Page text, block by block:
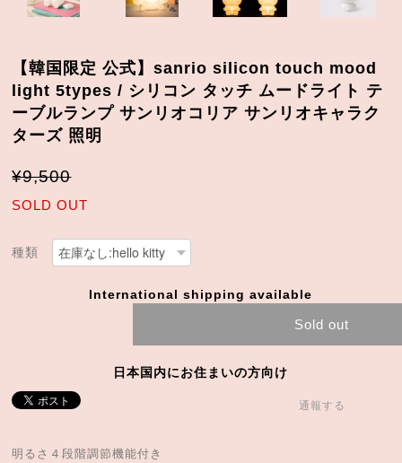
【韓国限定 公式】sanrio silicon touch mood
light 5types / シリコン タッチ ムードライト テ
ーブルランプ サンリオコリア サンリオキャラク
ターズ 照明
¥9,500
SOLD OUT
種類
International shipping available
Sold out
日本国内にお住まいの方向け
通報する
明るさ４段階調節機能付き